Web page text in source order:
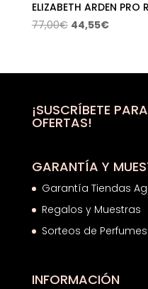
ELIZABETH ARDEN PRO
77,00€ El
era:
44,55€El
es:
¡SUSCRÍBETE
OFERTAS!
GARANTÍA Y
Garantía Tiendas
Regalos y Muestras
Sorteos de
INFORMACIÓN